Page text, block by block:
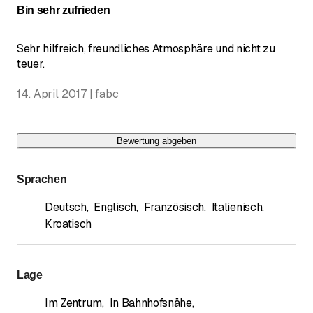
Bin sehr zufrieden
Sehr hilfreich, freundliches Atmosphäre und nicht zu
teuer.
14. April 2017 | fabc
Bewertung abgeben
Sprachen
Deutsch, Englisch, Französisch, Italienisch,
Kroatisch
Lage
Im Zentrum, In Bahnhofsnähe,